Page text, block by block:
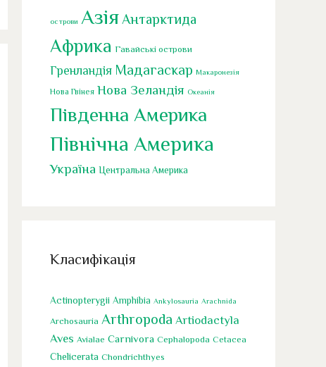
острови Азія Антарктида
Африка Гавайські острови
Гренландія Мадагаскар Макаронезія
Нова Гвінея Нова Зеландія Океанія
Південна Америка
Північна Америка
Україна Центральна Америка
Класифікація
Actinopterygii Amphibia Ankylosauria Arachnida
Archosauria Arthropoda Artiodactyla
Aves Avialae Carnivora Cephalopoda Cetacea
Chelicerata Chondrichthyes